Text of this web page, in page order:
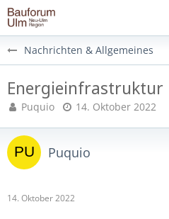
Nachrichten & Allgemeines
Energieinfrastruktur
Puquio 14. Oktober 2022
Puquio
14. Oktober 2022